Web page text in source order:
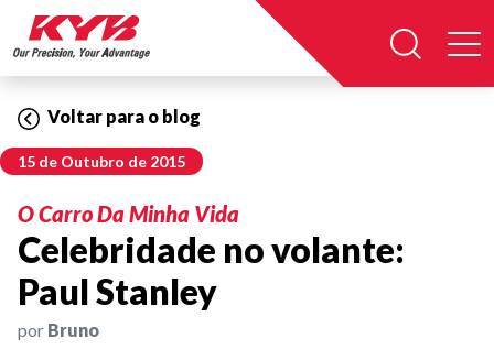
Voltar para o blog
15 de Outubro de 2015
O Carro Da Minha Vida
Celebridade no volante:
Paul Stanley
por Bruno